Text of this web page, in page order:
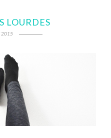
LOURDES
2015